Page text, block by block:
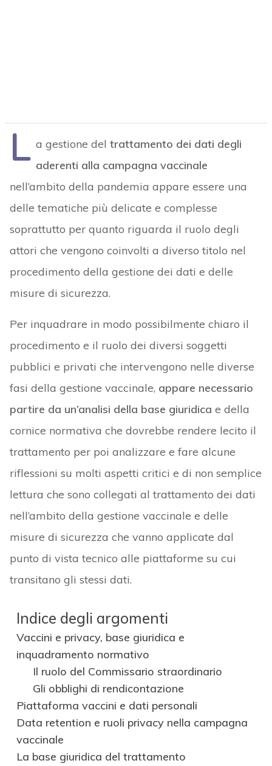
L a gestione del trattamento dei dati degli
aderenti alla campagna vaccinale
nell’ambito della pandemia appare essere una
delle tematiche più delicate e complesse
soprattutto per quanto riguarda il ruolo degli
attori che vengono coinvolti a diverso titolo nel
procedimento della gestione dei dati e delle
misure di sicurezza.
Per inquadrare in modo possibilmente chiaro il
procedimento e il ruolo dei diversi soggetti
pubblici e privati che intervengono nelle diverse
fasi della gestione vaccinale, appare necessario
partire da un’analisi della base giuridica e della
cornice normativa che dovrebbe rendere lecito il
trattamento per poi analizzare e fare alcune
riflessioni su molti aspetti critici e di non semplice
lettura che sono collegati al trattamento dei dati
nell’ambito della gestione vaccinale e delle
misure di sicurezza che vanno applicate dal
punto di vista tecnico alle piattaforme su cui
transitano gli stessi dati.
Indice degli argomenti
Vaccini e privacy, base giuridica e
inquadramento normativo
Il ruolo del Commissario straordinario
Gli obblighi di rendicontazione
Piattaforma vaccini e dati personali
Data retention e ruoli privacy nella campagna
vaccinale
La base giuridica del trattamento